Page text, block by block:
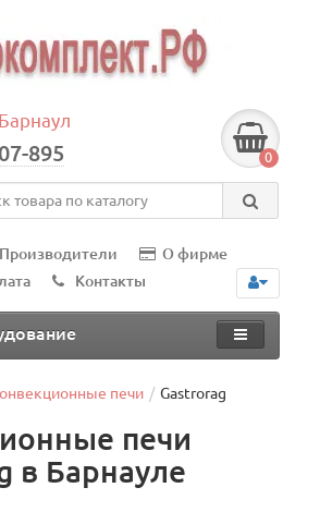
Барнаул
895 0
Производители
О фирме
Контакты
печи Gastrorag
печи
в Барнауле